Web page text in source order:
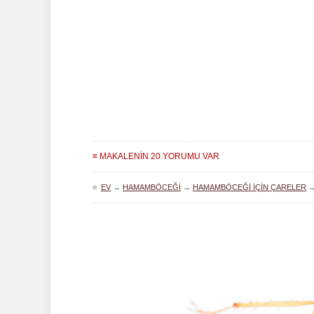
≡ MAKALENIN 20 YORUMU VAR
≡ EV → HAMAMBÖCEĞI → HAMAMBÖCEĞI IÇIN ÇARELER